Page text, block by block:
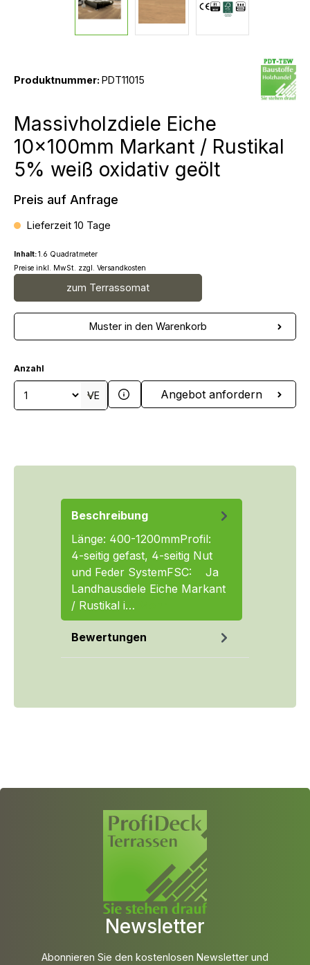
Produktnummer: PDT11015
Massivholzdiele Eiche
10x100mm Markant / Rustikal
5% weiß oxidativ geölt
Preis auf Anfrage
Lieferzeit 10 Tage
Inhalt:1.6 Quadratmeter
Preise inkl. MwSt. zzgl. Versandkosten
zum Terrassomat
Muster in den Warenkorb
Anzahl
Produkt Anzahl: Gib den
VE Angebot anfordern
Beschreibung
Länge: 400-1200mmProfil:
4-seitig gefast, 4-seitig Nut
und Feder SystemFSC: Ja
Landhausdiele Eiche Markant
/ Rustikal i…
Bewertungen
Newsletter
Abonnieren Sie den kostenlosen Newsletter und